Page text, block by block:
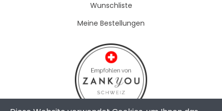
Wunschliste
Meine Bestellungen